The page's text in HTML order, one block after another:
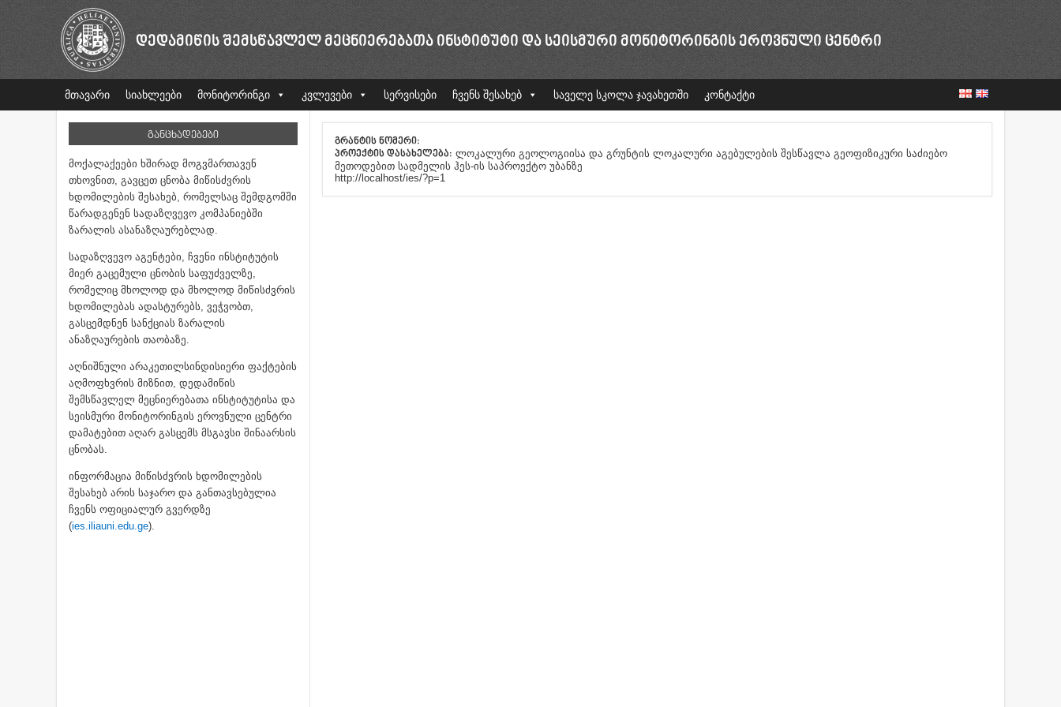
ᲓᲔᲓᲐᲛᲘᲬᲘᲡ ᲨᲔᲛᲡᲬᲐᲕᲚᲔᲚ ᲛᲔᲪᲜᲘᲔᲠᲔᲑᲐᲗᲐ ᲘᲜᲡᲢᲘᲢᲣᲢᲘ ᲓᲐ ᲡᲔᲘᲡᲛᲣᲠᲘ ᲛᲝᲜᲘᲢᲝᲠᲘᲜᲒᲘᲡ ᲔᲠᲝᲕᲜᲣᲚᲘ ᲪᲔᲜᲢᲠᲘ
მთავარი სიახლეები მონიტორინგი კვლევები სერვისები ჩვენს შესახებ საველე სკოლა ჯავახეთში კონტაქტი
ᲒᲐᲜᲪᲮᲐᲓᲔᲑᲔᲑᲘ
მოქალაქეები ხშირად მოგვმართავენ
თხოვნით, გავცეთ ცნობა მიწისძვრის
ხდომილების შესახებ, რომელსაც შემდგომში
წარადგენენ სადაზღვევო კომპანიებში
ზარალის ასანაზღაურებლად.
სადაზღვევო აგენტები, ჩვენი ინსტიტუტის
მიერ გაცემული ცნობის საფუძველზე,
რომელიც მხოლოდ და მხოლოდ მიწისძვრის
ხდომილებას ადასტურებს, ვეჭვობთ,
გასცემდნენ სანქციას ზარალის
ანაზღაურების თაობაზე.
აღნიშნული არაკეთილსინდისიერი ფაქტების
აღმოფხვრის მიზნით, დედამიწის
შემსწავლელ მეცნიერებათა ინსტიტუტისა და
სეისმური მონიტორინგის ეროვნული ცენტრი
დამატებით აღარ გასცემს მსგავსი შინაარსის
ცნობას.
ინფორმაცია მიწისძვრის ხდომილების
შესახებ არის საჯარო და განთავსებულია
ჩვენს ოფიციალურ გვერდზე
(ies.iliauni.edu.ge).
ᲒᲠᲐᲜᲢᲘᲡ ᲜᲝᲛᲔᲠᲘ:
ᲞᲠᲝᲔᲥᲢᲘᲡ ᲓᲐᲡᲐᲮᲔᲚᲔᲑᲐ: ლოკალური გეოლოგიისა და გრუნტის ლოკალური აგებულების შესწავლა გეოფიზიკური საძიებო
მეთოდებით სადმელის ჰეს-ის საპროექტო უბანზე
http://localhost/ies/?p=1